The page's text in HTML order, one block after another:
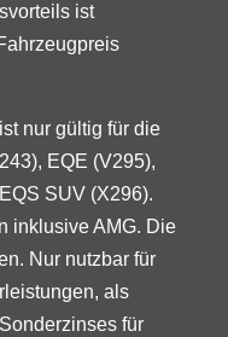
ist
nur gültig für die
EQE (V295),
SUV (X296).
inklusive AMG. Die
Nur nutzbar für
als
für